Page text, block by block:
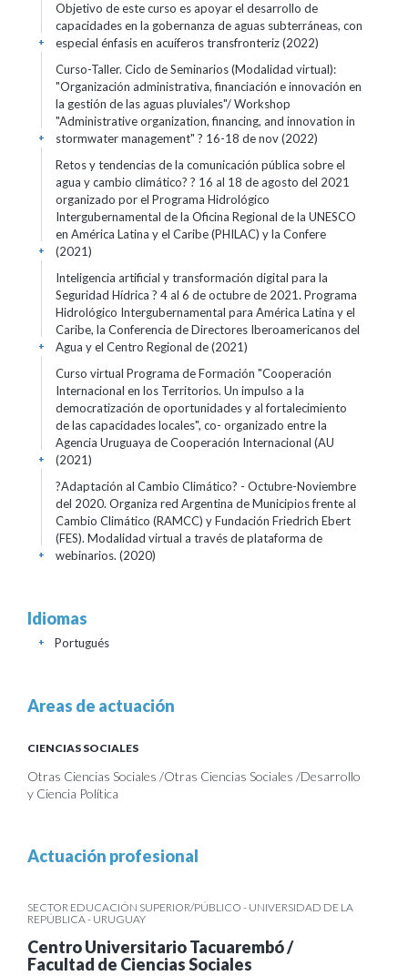
Objetivo de este curso es apoyar el desarrollo de
capacidades en la gobernanza de aguas subterráneas, con
especial énfasis en acuíferos transfronteriz(2022)
+
Curso-Taller. Ciclo de Seminarios (Modalidad virtual):
"Organización administrativa, financiación e innovación en
la gestión de las aguas pluviales"/ Workshop
"Administrative organization, financing, and innovation in
stormwater management" ? 16-18 de nov(2022)
+
Retos y tendencias de la comunicación pública sobre el
agua y cambio climático? ? 16 al 18 de agosto del 2021
organizado por el Programa Hidrológico
Intergubernamental de la Oficina Regional de la UNESCO
en América Latina y el Caribe (PHILAC) y la Confere
(2021)
+
Inteligencia artificial y transformación digital para la
Seguridad Hídrica ? 4 al 6 de octubre de 2021. Programa
Hidrológico Intergubernamental para América Latina y el
Caribe, la Conferencia de Directores Iberoamericanos del
Agua y el Centro Regional de(2021)
+
Curso virtual Programa de Formación "Cooperación
Internacional en los Territorios. Un impulso a la
democratización de oportunidades y al fortalecimiento
de las capacidades locales", co- organizado entre la
Agencia Uruguaya de Cooperación Internacional (AU
(2021)
+
?Adaptación al Cambio Climático? - Octubre-Noviembre
del 2020. Organiza red Argentina de Municipios frente al
Cambio Climático (RAMCC) y Fundación Friedrich Ebert
(FES). Modalidad virtual a través de plataforma de
webinarios. (2020)
+
Idiomas
Portugués
+
Areas de actuación
CIENCIAS SOCIALES
Otras Ciencias Sociales /Otras Ciencias Sociales /Desarrollo
y Ciencia Política
Actuación profesional
SECTOR EDUCACIÓN SUPERIOR/PÚBLICO - UNIVERSIDAD DE LA
REPÚBLICA - URUGUAY
Centro Universitario Tacuarembó /
Facultad de Ciencias Sociales